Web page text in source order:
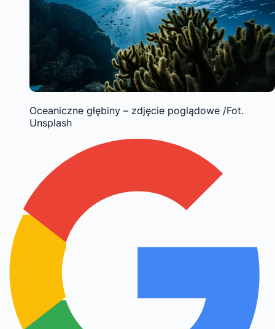
Oceaniczne głębiny – zdjęcie poglądowe /Fot.
Unsplash